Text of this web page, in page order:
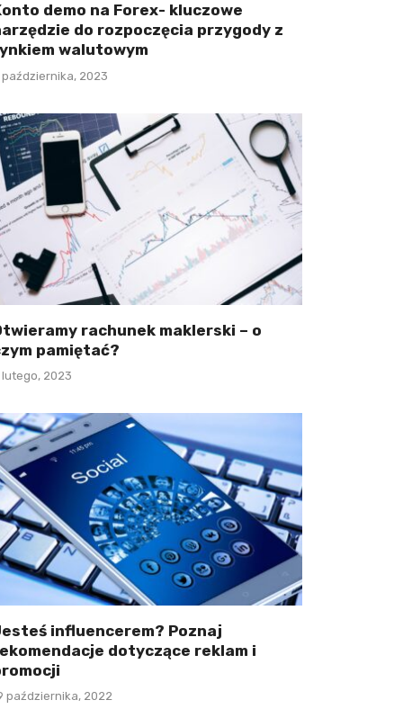
demo na Forex- kluczowe
do rozpoczęcia przygody z
walutowym
października, 2023
rachunek maklerski – o
pamiętać?
lutego, 2023
influencerem? Poznaj
dotyczące reklam i
października, 2022